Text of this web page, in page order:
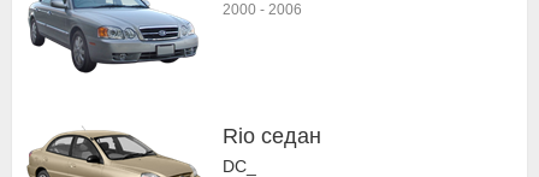
2000 - 2006
Rio седан
DC_